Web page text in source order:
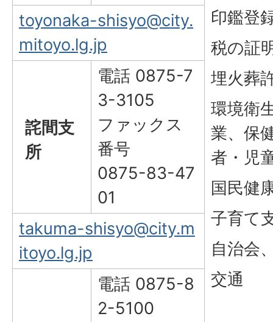
印鑑登
税の証
埋火葬
環境衛
業、保
者・児
国民健
子育て
自治会
交通
toyonaka-shisyo@city.
mitoyo.lg.jp
詫間支
所
電話 0875-7
3-3105
ファックス
番号
0875-83-47
01
takuma-shisyo@city.m
itoyo.lg.jp
電話 0875-8
2-5100